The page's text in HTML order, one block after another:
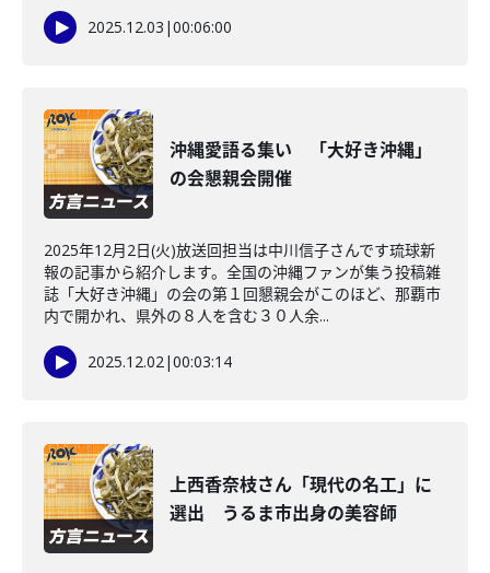
2025.12.03 |00:06:00
沖縄愛語る集い 「大好き沖縄」
の会懇親会開催
2025年12月2日(火)放送回担当は中川信子さんです琉球新
報の記事から紹介します。全国の沖縄ファンが集う投稿雑
誌「大好き沖縄」の会の第１回懇親会がこのほど、那覇市
内で開かれ、県外の８人を含む３０人余...
2025.12.02|00:03:14
上西香奈枝さん「現代の名工」に
選出 うるま市出身の美容師